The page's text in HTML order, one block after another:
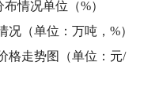
情况单位（%）
况（单位：万吨，%）
格走势图（单位：元/